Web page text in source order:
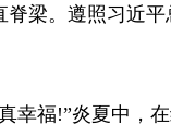
。遵照习近平
福!”炎夏中，